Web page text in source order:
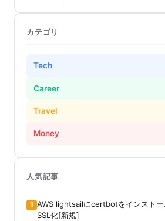
カテゴリ
Tech
Career
Travel
Money
人気記事
1 AWS lightsailにcertbotをインスト
SSL化[新規]